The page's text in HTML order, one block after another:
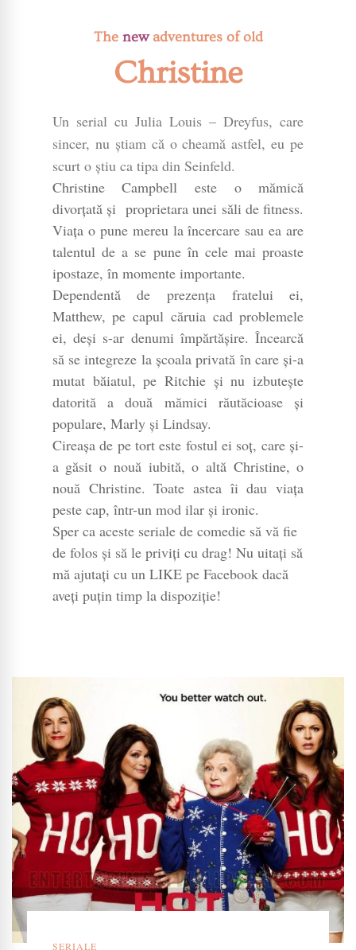
The newadventures of old
Christine
Un serial cu Julia Louis – Dreyfus, care
sincer, nu știam că o cheamă astfel, eu pe
scurt o știu ca tipa din Seinfeld.
Christine Campbell este o mămică
divorțată și proprietara unei săli de fitness.
Viața o pune mereu la încercare sau ea are
talentul de a se pune în cele mai proaste
ipostaze, în momente importante.
Dependentă de prezența fratelui ei,
Matthew, pe capul căruia cad problemele
ei, deși s-ar denumi împărtășire. Încearcă
să se integreze la școala privată în care și-a
mutat băiatul, pe Ritchie și nu izbutește
datorită a două mămici răutăcioase și
populare, Marly și Lindsay.
Cireașa de pe tort este fostul ei soț, care și-
a găsit o nouă iubită, o altă Christine, o
nouă Christine. Toate astea îi dau viața
peste cap, într-un mod ilar și ironic.
Sper ca aceste seriale de comedie să vă fie
de folos și să le priviți cu drag! Nu uitați să
mă ajutați cu un LIKE pe Facebook dacă
aveți puțin timp la dispoziție!
SERIALE